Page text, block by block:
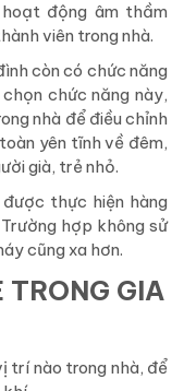
động âm thầm
viên trong nhà.
còn có chức năng
chức năng này,
nhà để điều chỉnh
yên tĩnh về đêm,
già, trẻ nhỏ.
thực hiện hàng
hợp không sử
cũng xa hơn.
TRONG GIA
nào trong nhà, để